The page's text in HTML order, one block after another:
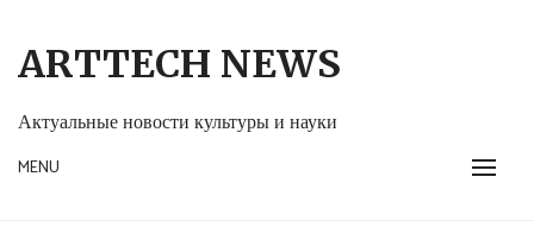
content
ARTTECH NEWS
Актуальные новости культуры и науки
MENU